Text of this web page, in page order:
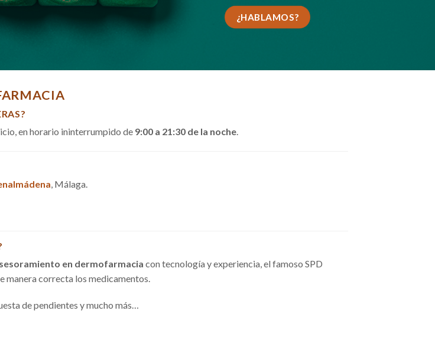
¿HABLAMOS?
en horario ininterrumpido de 9:00 a 21:30 de la noche.
, Málaga.
en dermofarmacia con tecnología y experiencia, el famoso SPD
manera correcta los medicamentos.
de pendientes y mucho más…